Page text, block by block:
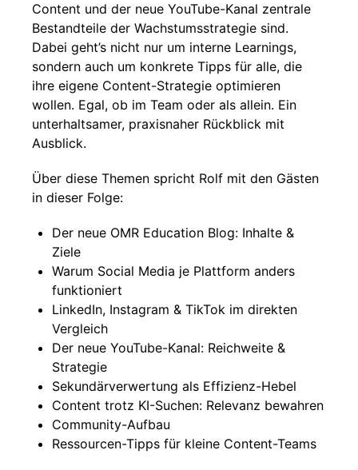
Content und der neue YouTube-Kanal zentrale
Bestandteile der Wachstumsstrategie sind.
Dabei geht’s nicht nur um interne Learnings,
sondern auch um konkrete Tipps für alle, die
ihre eigene Content-Strategie optimieren
wollen. Egal, ob im Team oder als allein. Ein
unterhaltsamer, praxisnaher Rückblick mit
Ausblick.
Über diese Themen spricht Rolf mit den Gästen
in dieser Folge:
Der neue OMR Education Blog: Inhalte &
Ziele
Warum Social Media je Plattform anders
funktioniert
LinkedIn, Instagram & TikTok im direkten
Vergleich
Der neue YouTube-Kanal: Reichweite &
Strategie
Sekundärverwertung als Effizienz-Hebel
Content trotz KI-Suchen: Relevanz bewahren
Community-Aufbau
Ressourcen-Tipps für kleine Content-Teams